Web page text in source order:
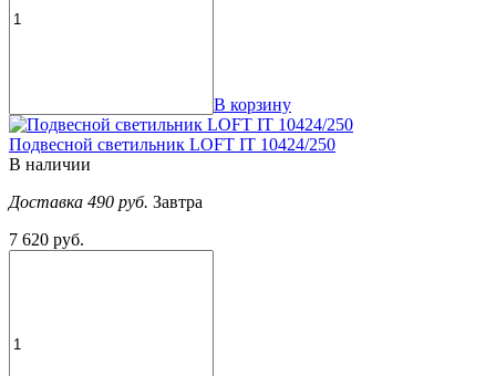
В корзину
Подвесной светильник LOFT IT 10424/250
В наличии
Доставка 490 руб. Завтра
7 620 руб.